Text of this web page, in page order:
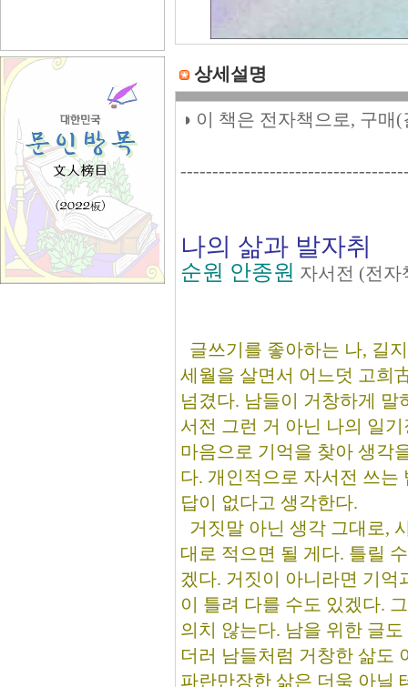
상세설명
◑ 이 책은 전자책으로, 구매
나의 삶과 발자취
순원 안종원 자서전 (전
글쓰기를 좋아하는 나, 길
세월을 살면서 어느덧 고희
넘겼다. 남들이 거창하게 말
서전 그런 거 아닌 나의 일
마음으로 기억을 찾아 생각
다. 개인적으로 자서전 쓰는
답이 없다고 생각한다.
거짓말 아닌 생각 그대로,
대로 적으면 될 게다. 틀릴
겠다. 거짓이 아니라면 기억
이 틀려 다를 수도 있겠다.
의치 않는다. 남을 위한 글
더러 남들처럼 거창한 삶도
파란만장한 삶은 더욱 아닐